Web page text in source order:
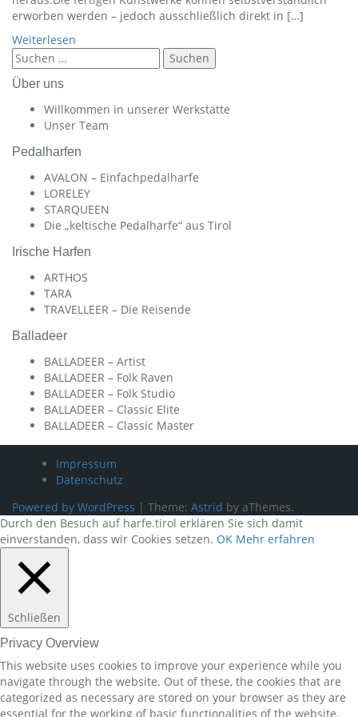
erworben werden – jedoch ausschließlich direkt in […]
Weiterlesen
Suchen
nach:
Über uns
Willkommen in unserer Werkstätte
Unser Team
Pedalharfen
AVALON – Einfachpedalharfe
LORELEY
STARQUEEN
Die „keltische Pedalharfe“ aus Tirol
Irische Harfen
ARTHOS
TARA
TRAVELLEER – Die Reisende
Balladeer
BALLADEER – Artist
BALLADEER – Folk Raven
BALLADEER – Folk Studio
BALLADEER – Classic Elite
BALLADEER – Classic Master
Impressum
Datenschutz
Powered by WordPress | Theme: Astrid by aThemes.
Durch den Besuch auf harfe.tirol erklären Sie sich damit
einverstanden, dass wir Cookies setzen. OK Mehr erfahren
Schließen
Privacy Overview
This website uses cookies to improve your experience while you
navigate through the website. Out of these, the cookies that are
categorized as necessary are stored on your browser as they are
essential for the working of basic functionalities of the website.